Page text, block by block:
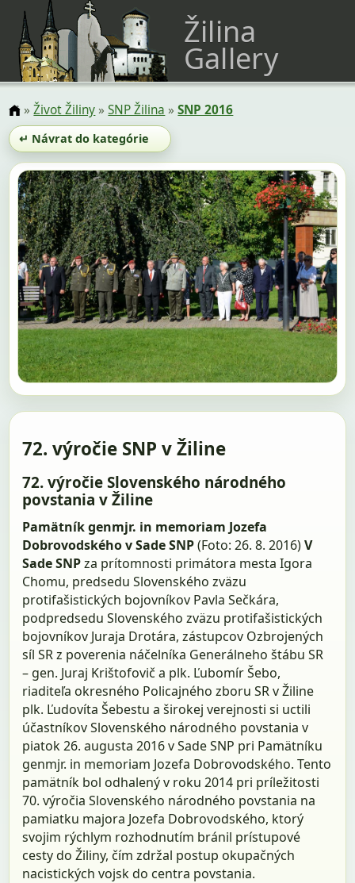
Žilina
Gallery
»Život Žiliny»SNP Žilina »SNP 2016
↵ Návrat do kategórie
72. výročie SNP v Žiline
72. výročie Slovenského národného
povstania v Žiline
Pamätník genmjr. in memoriam Jozefa
Dobrovodského v Sade SNP(Foto: 26. 8. 2016)V
Sade SNPza prítomnosti primátora mesta Igora
Chomu, predsedu Slovenského zväzu
protifašistických bojovníkov Pavla Sečkára,
podpredsedu Slovenského zväzu protifašistických
bojovníkov Juraja Drotára, zástupcov Ozbrojených
síl SR z poverenia náčelníka Generálneho štábu SR
– gen. Juraj Krištofovič a plk. Ľubomír Šebo,
riaditeľa okresného Policajného zboru SR v Žiline
plk. Ľudovíta Šebestu a širokej verejnosti si uctili
účastníkov Slovenského národného povstania v
piatok 26. augusta 2016 v Sade SNP pri Pamätníku
genmjr. in memoriam Jozefa Dobrovodského. Tento
pamätník bol odhalený v roku 2014 pri príležitosti
70. výročia Slovenského národného povstania na
pamiatku majora Jozefa Dobrovodského, ktorý
svojim rýchlym rozhodnutím bránil prístupové
cesty do Žiliny, čím zdržal postup okupačných
nacistických vojsk do centra povstania.